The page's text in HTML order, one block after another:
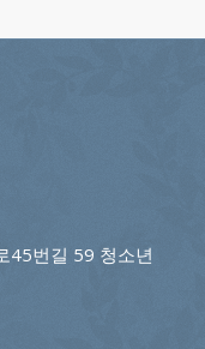
45번길 59 청소년